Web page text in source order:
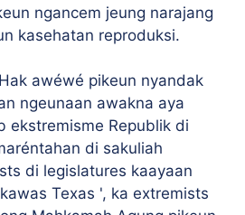
ngancem jeung narajang
kasehatan reproduksi.
awéwé pikeun nyandak
ngeunaan awakna aya
ekstremisme Republik di
di sakuliah
di legislatures kaayaan
Texas ', ka extremists